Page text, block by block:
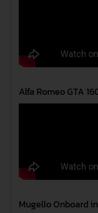
Alfa Romeo GTA
Mugello Onboard